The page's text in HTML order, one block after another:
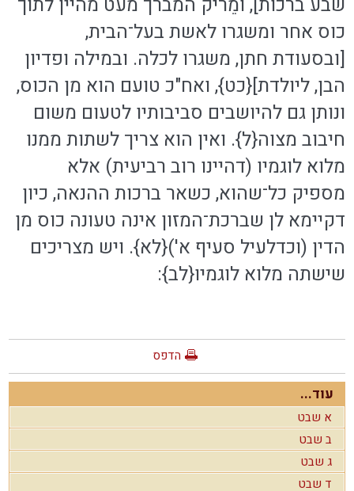
כוס אחר ומשגרו לאשת בעל־הבית,
[ובסעודת חתן, משגרו לכלה. ובמילה ופדיון
הבן, ליולדת]{כט}, ואח"כ טועם הוא מן הכוס,
ונותן גם להיושבים סביבותיו לטעום משום
חיבוב מצוה{ל}. ואין הוא צריך לשתות ממנו
מלוא לוגמיו (דהיינו רוב רביעית) אלא
מספיק כל־שהוא, כשאר ברכות ההנאה, כיון
דקיימא לן שברכת־המזון אינה טעונה כוס מן
הדין (וכדלעיל סעיף א'){לא}. ויש מצריכים
שישתה מלוא לוגמיו{לב}:
הדפס
עוד...
א שבט
ב שבט
ג שבט
ד שבט